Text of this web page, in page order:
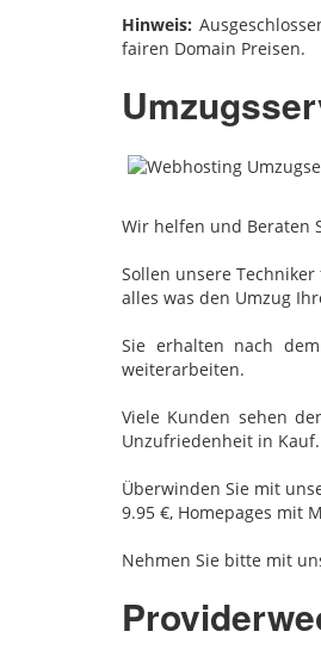
Hinweis:
fairen Domain Preisen.
Wir helfen und Beraten
Sollen unsere
alles was den Umzug
Sie erhalten nach
weiterarbeiten.
Viele Kunden sehen
Unzufriedenheit in Kauf.
Überwinden Sie mit
9.95 €, Homepages mit
Nehmen Sie bitte mit